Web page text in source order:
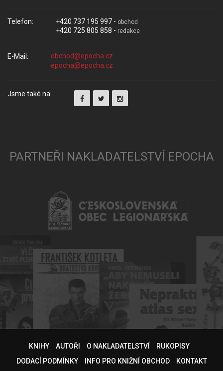
Telefon: +420 737 195 997 - obchod
+420 725 805 858 - redakce
E-Mail:
Jsme také na:
PARTNEŘI NAKLADATELSTVÍ EPOCHA
KNIHY AUTOŘI O NAKLADATELSTVÍ
RUKOPISY
DODACÍ PODMÍNKY
INFO PRO KNIŽNÍ OBCHOD KONTAKT